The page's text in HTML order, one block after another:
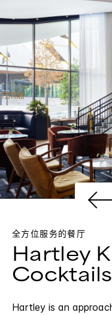
全方位服务的餐厅
Hartley
Cocktails
Hartley is an